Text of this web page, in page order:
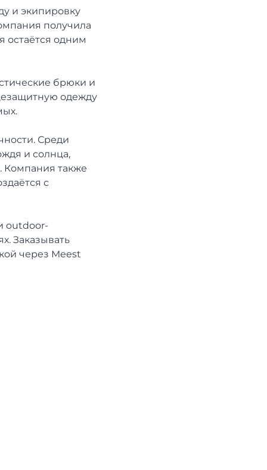
и экипировку
получила
остаётся одним
брюки и
одежду
Среди
и солнца,
Компания также
с
outdoor-
Заказывать
через Meest